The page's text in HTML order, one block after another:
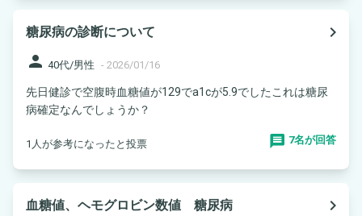
糖尿病の診断について
navigate_next
person 40代/男性 - 2026/01/16
先日健診で空腹時血糖値が129でa1cが5.9でしたこれは糖尿
病確定なんでしょうか？
1人が参考になったと投票 7名が回答
血糖値、ヘモグロビン数値 糖尿病
navigate_next